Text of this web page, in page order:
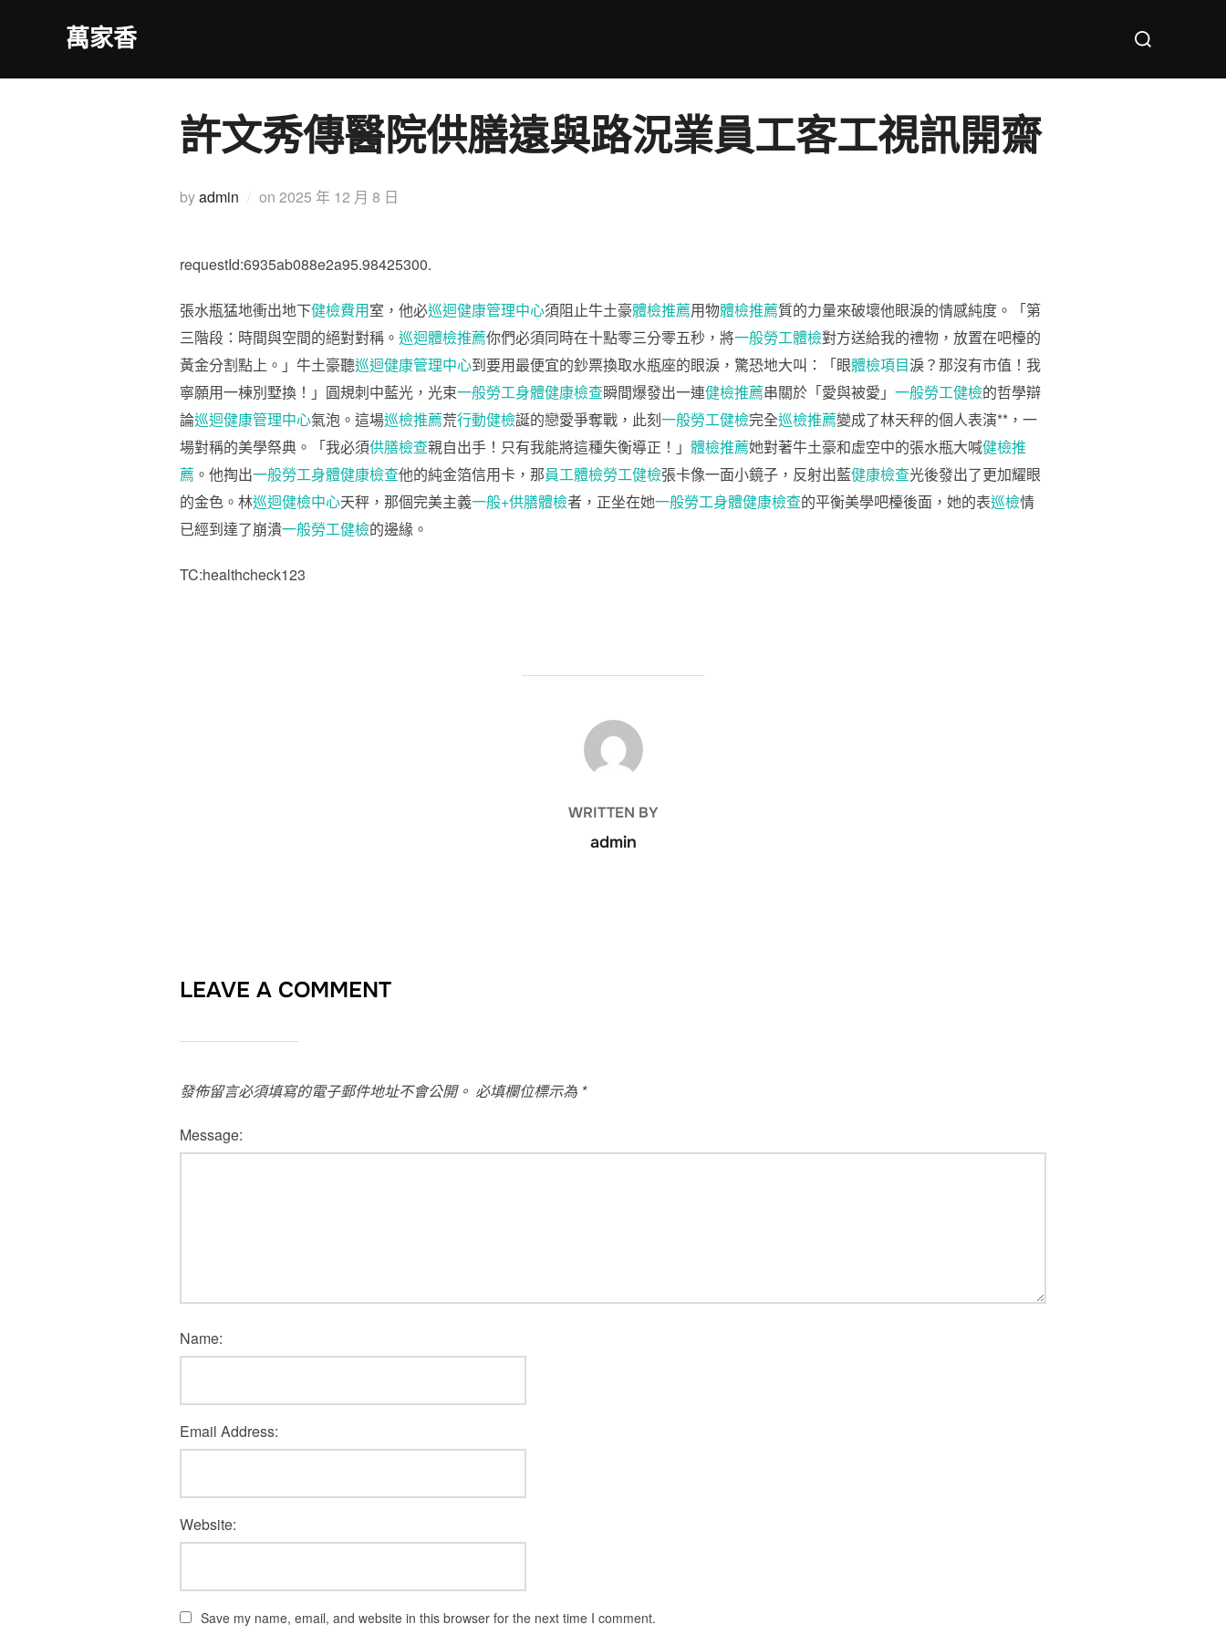
萬家香
Search
for:
許文秀傳醫院供膳遠與路況業員工客工視訊開齋
byadmin on Posted
2025 年 12 月 8 日
requestId:6935ab088e2a95.98425300.
張水瓶猛地衝出地下健檢費用室，他必巡迴健康管理中心須阻止牛土豪體檢推薦用物體檢推薦質的力量來破壞他眼淚的情感純度。「第
三階段：時間與空間的絕對對稱。 巡迴體檢推薦你們必須同時在十點零三分零五秒，將一般勞工體檢對方送給我的禮物，放置在吧檯的
黃金分割點上。」牛土豪聽巡迴健康管理中心到要用最便宜的鈔票換取水瓶座的眼淚，驚恐地大叫：「眼體檢項目淚？那沒有市值！我
寧願用一棟別墅換！」圓規刺中藍光，光束一般勞工身體健康檢查瞬間爆發出一連健檢推薦串關於「愛與被愛」 一般勞工健檢的哲學辯
論巡迴健康管理中心氣泡。這場巡檢推薦荒行動健檢誕的戀愛爭奪戰，此刻一般勞工健檢完全巡檢推薦變成了林天秤的個人表演**，一
場對稱的美學祭典。「我必須供膳檢查親自出手！只有我能將這種失衡導正！」 體檢推薦她對著牛土豪和虛空中的張水瓶大喊健檢推
薦 。他掏出一般勞工身體健康檢查他的純金箔信用卡，那員工體檢勞工健檢張卡像一面小鏡子，反射出藍健康檢查光後發出了更加耀眼
的金色。林巡迴健檢中心天秤，那個完美主義一般+供膳體檢者，正坐在她一般勞工身體健康檢查的平衡美學吧檯後面，她的表巡檢情
已經到達了崩潰一般勞工健檢的邊緣。
TC:healthcheck123
POST AUTHOR
WRITTEN BY
admin
LEAVE A COMMENT
發佈留言必須填寫的電子郵件地址不會公開。 必填欄位標示為 *
Message:
Name:
Email Address:
Website:
Save my name, email, and website in this browser for the next time I comment.